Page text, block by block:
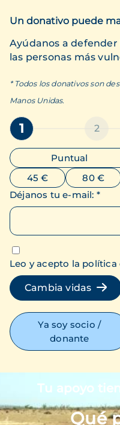
Un donativo puede
Ayúdanos a
las personas más
* Todos los donativos son
Manos Unidas.
1 2
Puntual
45 €
80 €
Déjanos tu e-mail: *
Leo y acepto la política
Cambia vidas
Ya soy socio /
donante
Tu apoyo
Qué